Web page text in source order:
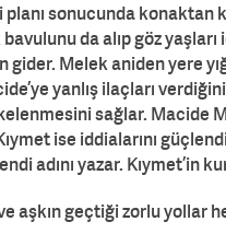
planı sonucunda konaktan
da alıp göz
Melek aniden yere
yanlış ilaçları
sağlar. Macide
ise iddialarını
adını yazar. Kıymet’in
aşkın geçtiği zorlu yollar